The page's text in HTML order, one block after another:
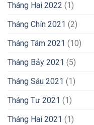
Tháng Hai 2022 (1)
Tháng Chín 2021 (2)
Tháng Tám 2021 (10)
Tháng Bảy 2021 (5)
Tháng Sáu 2021 (1)
Tháng Tư 2021 (1)
Tháng Hai 2021 (1)